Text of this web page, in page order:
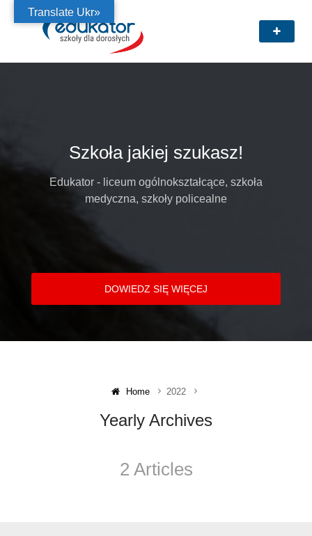
Szkoła jakiej szukasz!
Edukator - liceum ogólnokształcące, szkoła
medyczna, szkoły policealne
DOWIEDZ SIĘ WIĘCEJ
Home 2022
Yearly Archives
2 Articles
Translate Ukr»